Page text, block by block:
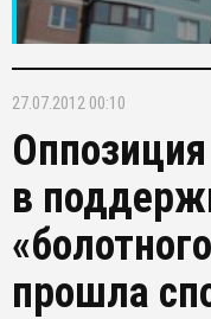
27.07.2012 00:10
в
прошла